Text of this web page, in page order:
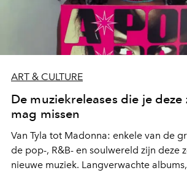
ART & CULTURE
De muziekreleases die je
mag missen
Van Tyla tot Madonna: enkele van de
de pop-, R&B- en soulwereld zijn deze
nieuwe muziek. Langverwachte